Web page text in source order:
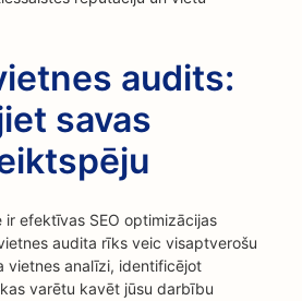
audits:
savas
efektīvas SEO optimizācijas
audita rīks veic visaptverošu
vietnes analīzi, identificējot
varētu kavēt jūsu darbību